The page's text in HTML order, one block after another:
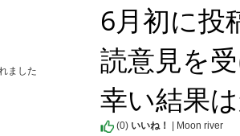
ました
6月初に投
読意見を
幸い結果
(0) いいね！ | Moon river